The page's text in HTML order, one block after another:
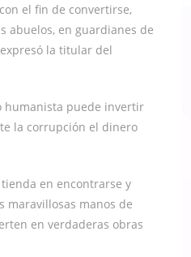
el fin de convertirse,
abuelos, en guardianes de
la titular del
humanista puede invertir
la corrupción el dinero
en encontrarse y
maravillosas manos de
en verdaderas obras